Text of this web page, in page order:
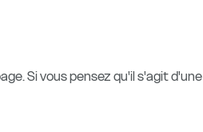
Si vous pensez qu'il s'agit d'une